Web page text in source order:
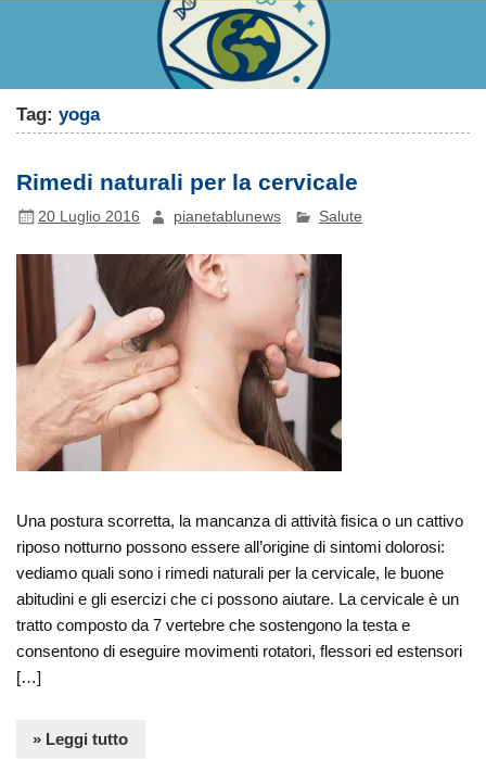
Tag:yoga
Rimedi naturali per la cervicale
20 Luglio 2016 pianetablunews Salute
Una postura scorretta, la mancanza di attività fisica o un cattivo
riposo notturno possono essere all’origine di sintomi dolorosi:
vediamo quali sono i rimedi naturali per la cervicale, le buone
abitudini e gli esercizi che ci possono aiutare. La cervicale è un
tratto composto da 7 vertebre che sostengono la testa e
consentono di eseguire movimenti rotatori, flessori ed estensori
[…]
» Leggi tutto